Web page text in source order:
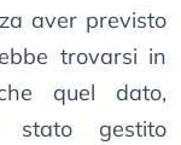
aver previsto
trovarsi in
quel dato,
stato gestito